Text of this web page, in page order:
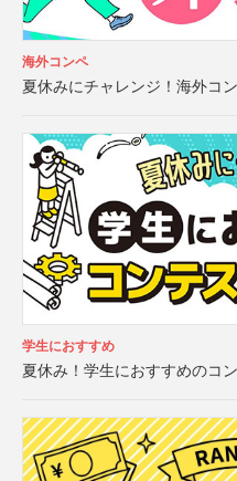
海外コンペ
夏休みにチャレンジ！海外コ
学生におすすめ
夏休み！学生におすすめのコ